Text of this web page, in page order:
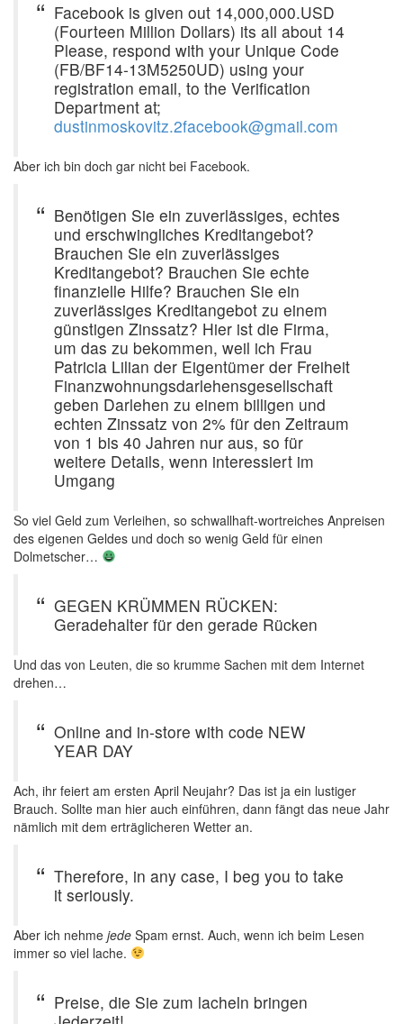
Facebook is given out 14,000,000.USD
(Fourteen Million Dollars) its all about 14
Please, respond with your Unique Code
(FB/BF14-13M5250UD) using your
registration email, to the Verification
Department at;
dustinmoskovitz.2facebook@gmail.com
Aber ich bin doch gar nicht bei Facebook.
Benötigen Sie ein zuverlässiges, echtes
und erschwingliches Kreditangebot?
Brauchen Sie ein zuverlässiges
Kreditangebot? Brauchen Sie echte
finanzielle Hilfe? Brauchen Sie ein
zuverlässiges Kreditangebot zu einem
günstigen Zinssatz? Hier ist die Firma,
um das zu bekommen, weil ich Frau
Patricia Lilian der Eigentümer der Freiheit
Finanzwohnungsdarlehensgesellschaft
geben Darlehen zu einem billigen und
echten Zinssatz von 2% für den Zeitraum
von 1 bis 40 Jahren nur aus, so für
weitere Details, wenn interessiert im
Umgang
So viel Geld zum Verleihen, so schwallhaft-wortreiches Anpreisen
des eigenen Geldes und doch so wenig Geld für einen
Dolmetscher…
GEGEN KRÜMMEN RÜCKEN:
Geradehalter für den gerade Rücken
Und das von Leuten, die so krumme Sachen mit dem Internet
drehen…
Online and in-store with code NEW
YEAR DAY
Ach, ihr feiert am ersten April Neujahr? Das ist ja ein lustiger
Brauch. Sollte man hier auch einführen, dann fängt das neue Jahr
nämlich mit dem erträglicheren Wetter an.
Therefore, in any case, I beg you to take
it seriously.
Aber ich nehme jede Spam ernst. Auch, wenn ich beim Lesen
immer so viel lache.
Preise, die Sie zum lacheln bringen